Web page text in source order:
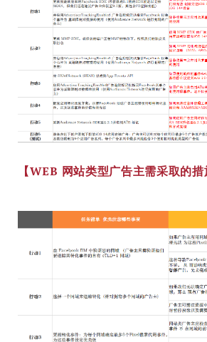
【WEB 网站类型广告主需采取的